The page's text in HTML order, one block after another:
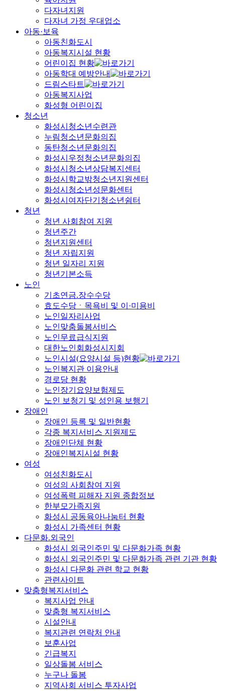
다자녀지원
다자녀 가정 우대업소
아동·보육
아동친화도시
아동복지시설 현황
어린이집 현황
아동학대 예방안내
드림스타트
아동복지사업
화성형 어린이집
청소년
화성시청소년수련관
누림청소년문화의집
동탄청소년문화의집
화성시우정청소년문화의집
화성시청소년상담복지센터
화성시학교밖청소년지원센터
화성시청소년성문화센터
화성시여자단기청소년쉼터
청년
청년 사회참여 지원
청년주간
청년지원센터
청년 자립지원
청년 일자리 지원
청년기본소득
노인
기초연금.장수수당
효도수당ㆍ목욕비 및 이·미용비
노인일자리사업
노인맞춤돌봄서비스
노인무료급식지원
대한노인회화성시지회
노인시설(요양시설 등)현황
노인복지관 이용안내
경로당 현황
노인장기요양보험제도
노인 보청기 및 성인용 보행기
장애인
장애인 등록 및 일반현황
각종 복지서비스 지원제도
장애인단체 현황
장애인복지시설 현황
여성
여성친화도시
여성의 사회참여 지원
여성폭력 피해자 지원 종합정보
한부모가족지원
화성시 공동육아나눔터 현황
화성시 가족센터 현황
다문화.외국인
화성시 외국인주민 및 다문화가족 현황
화성시 외국인주민 및 다문화가족 관련 기관 현황
화성시 다문화 관련 학교 현황
관련사이트
맞춤형복지서비스
복지사업 안내
맞춤형 복지서비스
시설안내
복지관련 연락처 안내
보훈사업
긴급복지
일상돌봄 서비스
누구나 돌봄
지역사회 서비스 투자사업